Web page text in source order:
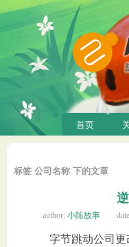
首页
标签 公司名称 下的文章
author: 小陈故事
字节跳动公司更